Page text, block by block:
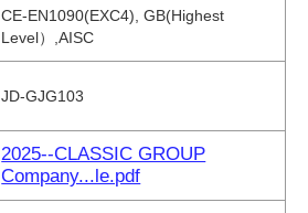
CE-EN1090(EXC4), GB(Highest
Level）,AISC
JD-GJG103
2025--CLASSIC GROUP
Company...le.pdf